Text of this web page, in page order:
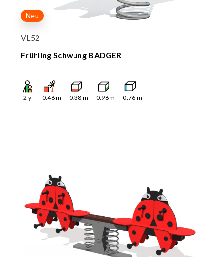
Neu
VL52
Frühling Schwung BADGER
2 y 0.46m 0.38 m 0.96m 0.76 m